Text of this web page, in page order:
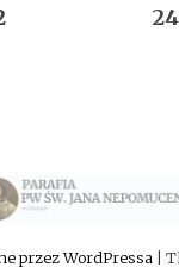
przez WordPressa